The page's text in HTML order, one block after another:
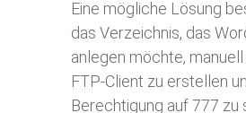
Eine mögliche Lösung
das Verzeichnis, das
anlegen möchte,
FTP-Client zu erstellen
Berechtigung auf 777 zu